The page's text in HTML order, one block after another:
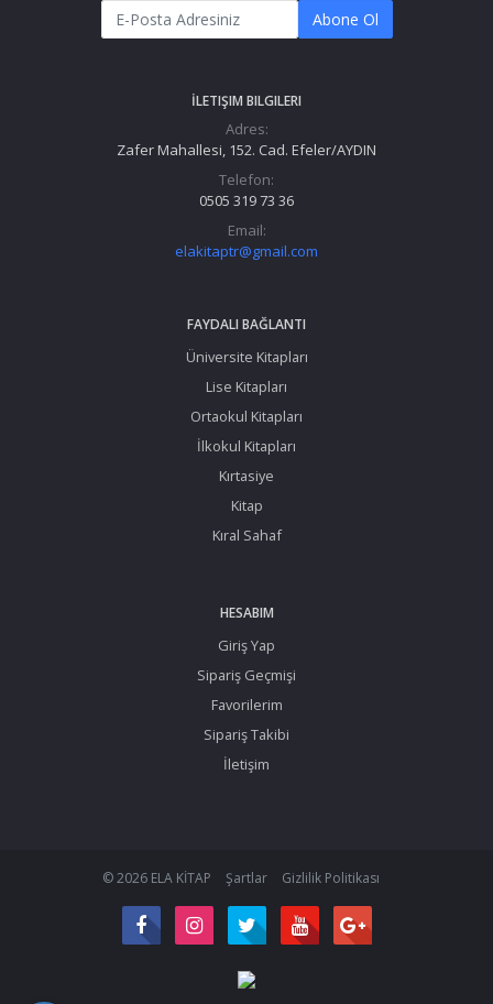
Abone Ol
İLETIŞIM BILGILERI
Adres:
Zafer Mahallesi, 152. Cad. Efeler/AYDIN
Telefon:
0505 319 73 36
Email:
elakitaptr@gmail.com
FAYDALI BAĞLANTI
Üniversite Kitapları
Lise Kitapları
Ortaokul Kitapları
İlkokul Kitapları
Kırtasiye
Kitap
Kıral Sahaf
HESABIM
Giriş Yap
Sipariş Geçmişi
Favorilerim
Sipariş Takibi
İletişim
© 2026 ELA KİTAP Şartlar Gizlilik Politikası